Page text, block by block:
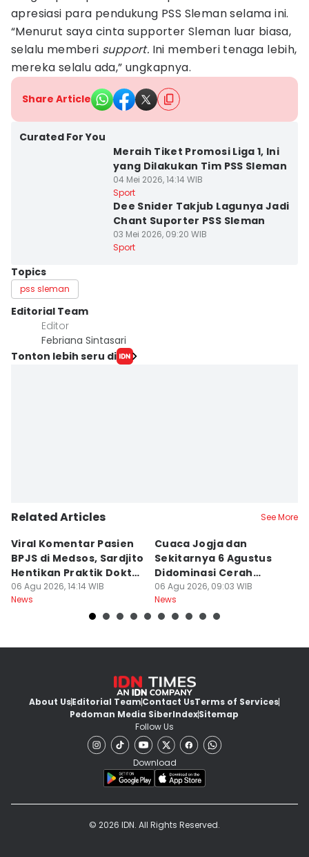
apresiasi para pendukung PSS Sleman selama ini.
“Menurut saya cinta supporter Sleman luar biasa,
selalu memberi support. Ini memberi tenaga lebih,
mereka selalu ada,” ungkapnya.
Share Article
Curated For You
Meraih Tiket Promosi Liga 1, Ini
yang Dilakukan Tim PSS Sleman
04 Mei 2026, 14:14 WIB
Sport
Dee Snider Takjub Lagunya Jadi
Chant Suporter PSS Sleman
03 Mei 2026, 09:20 WIB
Sport
Topics
pss sleman
Editorial Team
Editor
Febriana Sintasari
Tonton lebih seru di
Related Articles See More
Viral Komentar Pasien
BPJS di Medsos, Sardjito
Hentikan Praktik Dokter
PPDS
06 Agu 2026, 14:14 WIB
News
Cuaca Jogja dan
Sekitarnya 6 Agustus
Didominasi Cerah
Berawan
06 Agu 2026, 09:03 WIB
News
About UsEditorial TeamContact UsTerms of Services
Pedoman Media SiberIndexSitemap
Follow Us
Download
© 2026 IDN. All Rights Reserved.